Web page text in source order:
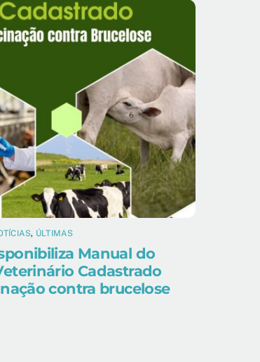
, ÚLTIMAS
Manual do
Cadastrado
contra brucelose